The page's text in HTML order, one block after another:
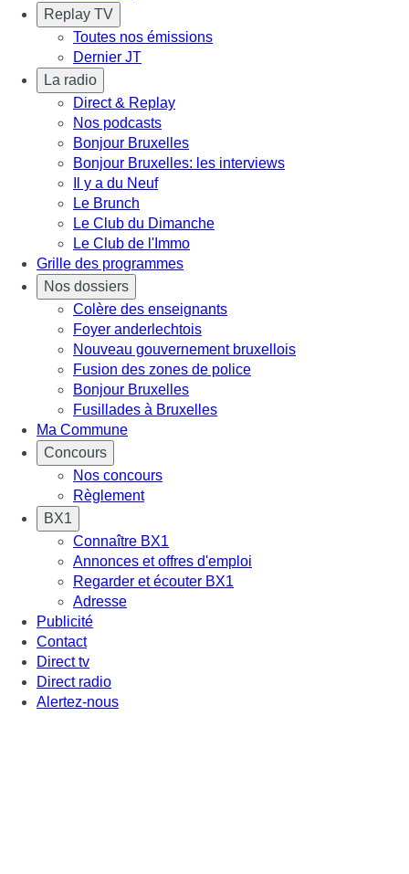
Replay TV
Toutes nos émissions
Dernier JT
La radio
Direct & Replay
Nos podcasts
Bonjour Bruxelles
Bonjour Bruxelles: les interviews
Il y a du Neuf
Le Brunch
Le Club du Dimanche
Le Club de l'Immo
Grille des programmes
Nos dossiers
Colère des enseignants
Foyer anderlechtois
Nouveau gouvernement bruxellois
Fusion des zones de police
Bonjour Bruxelles
Fusillades à Bruxelles
Ma Commune
Concours
Nos concours
Règlement
BX1
Connaître BX1
Annonces et offres d'emploi
Regarder et écouter BX1
Adresse
Publicité
Contact
Direct tv
Direct radio
Alertez-nous